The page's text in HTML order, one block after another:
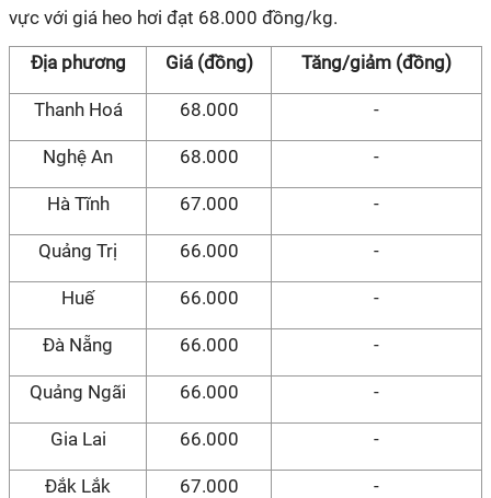
vực với giá heo hơi đạt 68.000 đồng/kg.
Địa phương Giá (đồng) Tăng/giảm (đồng)
Thanh Hoá 68.000 -
Nghệ An 68.000 -
Hà Tĩnh 67.000 -
Quảng Trị 66.000 -
Huế 66.000 -
Đà Nẵng 66.000 -
Quảng Ngãi 66.000 -
Gia Lai 66.000 -
Đắk Lắk 67.000 -